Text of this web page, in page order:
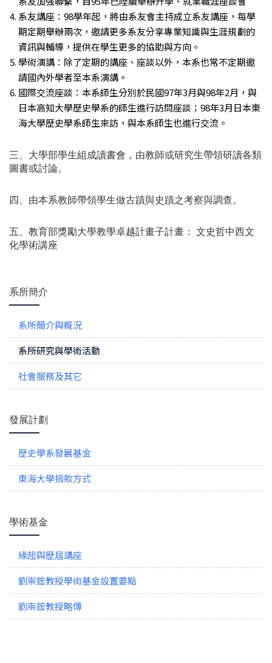
系友講座：98學年起，將由系友會主持成立系友講座，每學
期定期舉辦兩次，邀請更多系友分享專業知識與生涯規劃的
資訊與輔導，提供在學生更多的協助與方向。
學術演講：除了定期的講座、座談以外，本系也常不定期邀
請國內外學者至本系演講。
國際交流座談：本系師生分別於民國97年3月與98年2月，與
日本高知大學歷史學系的師生進行訪問座談；98年3月日本東
海大學歷史學系師生來訪，與本系師生也進行交流。
三、大學部學生組成讀書會，由教師或研究生帶領研讀各類
圖書或討論。
四、由本系教師帶領學生做古蹟與史蹟之考察與調查。
五、教育部獎勵大學教學卓越計畫子計畫： 文史哲中西文
化學術講座
系所簡介
系所簡介與概況
系所研究與學術活動
社會服務及其它
發展計劃
歷史學系發展基金
東海大學捐款方式
學術基金
緣起與歷屆講座
劉崇鋐教授學術基金設置要點
劉崇鋐教授略傳